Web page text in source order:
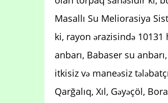
Masallı Su Meliorasiya
ki, rayon ərazisində
anbarı, Babaser su
itkisiz və maneəsiz
Qarğalıq, Xıl, Gəyəçöl,